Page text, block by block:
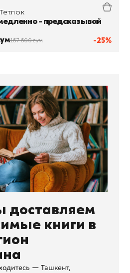
-25%
- предсказывай
167 600 сум
доставляем
книги в
— Ташкент,